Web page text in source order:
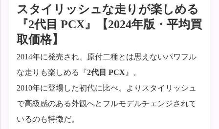
スタイリッシュな走りが楽しめる
『2代目 PCX』【2024年版・平均買
取価格】
2014年に発売され、原付二種とは思えないパワフル
な走りも楽しめる『2代目 PCX 』。
2010年に登場した初代に比べ、よりスタイリッシュ
で高級感のある外観へとフルモデルチェンジされて
いるのも特徴だ。